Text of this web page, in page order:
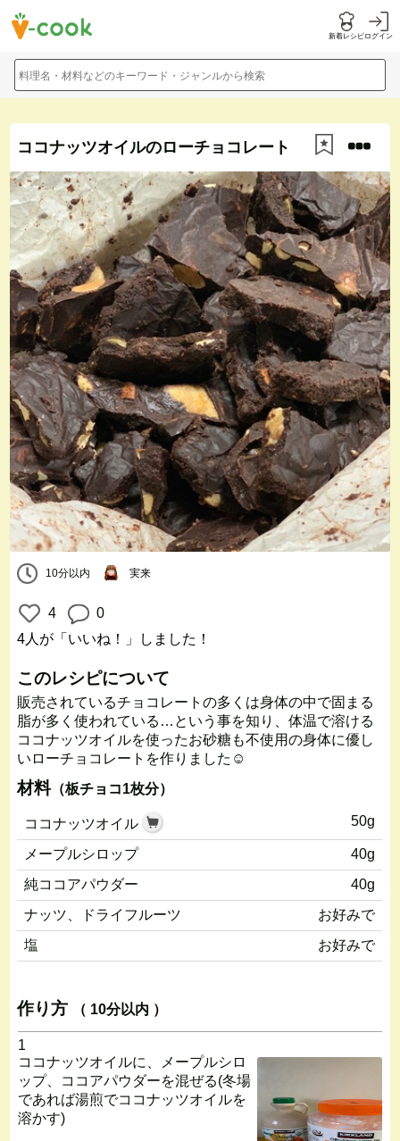
新着レシピログイン
料理名・材料などのキーワード・ジャンルから検索
ココナッツオイルのローチョコレート
10分以内 実来
4
0
4人 が「いいね！」しました！
このレシピについて
販売されているチョコレートの多くは身体の中で固まる
脂が多く使われている…という事を知り、体温で溶ける
ココナッツオイルを使ったお砂糖も不使用の身体に優し
いローチョコレートを作りました☺️
材料（板チョコ1枚分）
ココナッツオイル 50g
メープルシロップ
40g
純ココアパウダー
40g
ナッツ、ドライフルーツ
お好みで
塩
お好みで
作り方 （ 10分以内 ）
1
ココナッツオイルに、メープルシロ
ップ、ココアパウダーを混ぜる(冬場
であれば湯煎でココナッツオイルを
溶かす)